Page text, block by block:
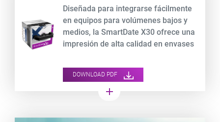
Diseñada para integrarse fácilmente
en equipos para volúmenes bajos y
medios, la SmartDate X30 ofrece una
impresión de alta calidad en envases
hasta 600 mm/s.
DOWNLOAD PDF
add